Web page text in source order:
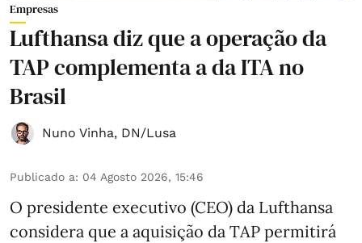
Empresas
Lufthansa diz que a operação da
TAP complementa a da ITA no
Brasil
Nuno Vinha, DN/Lusa
Publicado a: 04 Agosto 2026, 15:46
O presidente executivo (CEO) da Lufthansa
considera que a aquisição da TAP permitirá